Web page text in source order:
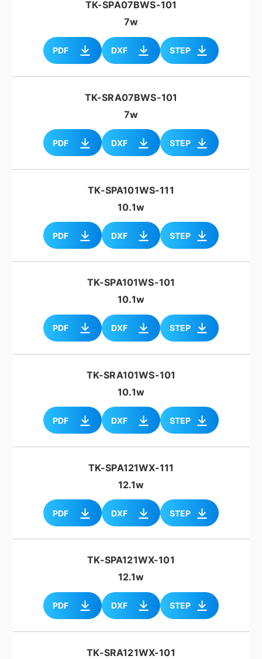
TK-SPA07BWS-101
7w
PDF DXF STEP
TK-SRA07BWS-101
7w
PDF DXF STEP
TK-SPA101WS-111
10.1w
PDF DXF STEP
TK-SPA101WS-101
10.1w
PDF DXF STEP
TK-SRA101WS-101
10.1w
PDF DXF STEP
TK-SPA121WX-111
12.1w
PDF DXF STEP
TK-SPA121WX-101
12.1w
PDF DXF STEP
TK-SRA121WX-101